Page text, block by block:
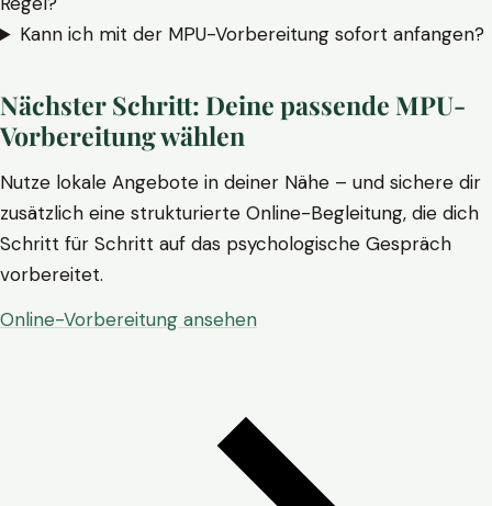
Kann ich mit der MPU-Vorbereitung sofort anfangen?
Nächster Schritt: Deine passende MPU-
Vorbereitung wählen
Nutze lokale Angebote in deiner Nähe – und sichere dir
zusätzlich eine strukturierte Online-Begleitung, die dich
Schritt für Schritt auf das psychologische Gespräch
vorbereitet.
Online-Vorbereitung ansehen